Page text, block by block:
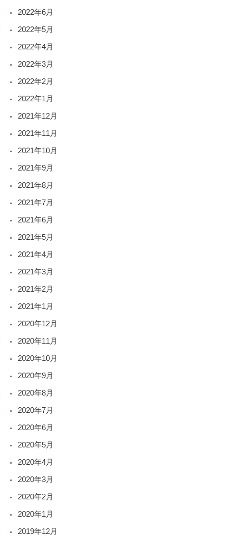
2022年6月
2022年5月
2022年4月
2022年3月
2022年2月
2022年1月
2021年12月
2021年11月
2021年10月
2021年9月
2021年8月
2021年7月
2021年6月
2021年5月
2021年4月
2021年3月
2021年2月
2021年1月
2020年12月
2020年11月
2020年10月
2020年9月
2020年8月
2020年7月
2020年6月
2020年5月
2020年4月
2020年3月
2020年2月
2020年1月
2019年12月